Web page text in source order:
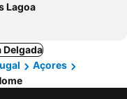
Lagoa
Delgada
Açores